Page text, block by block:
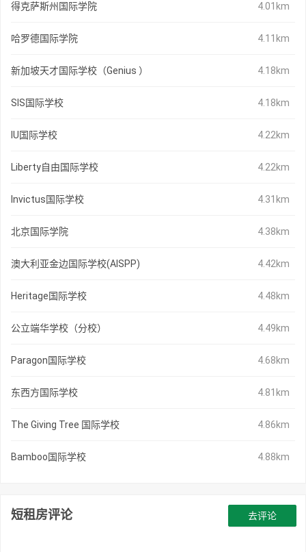
得克萨斯州国际学院 4.01km
哈罗德国际学院 4.11km
新加坡天才国际学校（Genius ） 4.18km
SIS国际学校 4.18km
IU国际学校 4.22km
Liberty自由国际学校 4.22km
Invictus国际学校 4.31km
北京国际学院 4.38km
澳大利亚金边国际学校(AISPP) 4.42km
Heritage国际学校 4.48km
公立端华学校（分校） 4.49km
Paragon国际学校 4.68km
东西方国际学校 4.81km
The Giving Tree 国际学校 4.86km
Bamboo国际学校 4.88km
短租房评论 去评论